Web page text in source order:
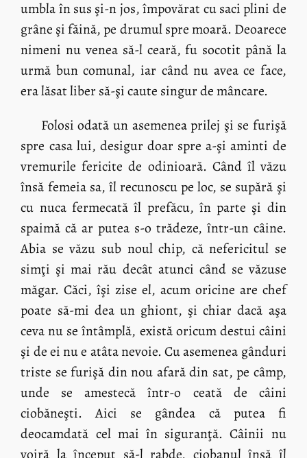
umbla în sus şi-n jos, împovărat cu saci plini de
grâne şi făină, pe drumul spre moară. Deoarece
nimeni nu venea să-l ceară, fu socotit până la
urmă bun comunal, iar când nu avea ce face,
era lăsat liber să-şi caute singur de mâncare.
Folosi odată un asemenea prilej şi se furişă
spre casa lui, desigur doar spre a-şi aminti de
vremurile fericite de odinioară. Când îl văzu
însă femeia sa, îl recunoscu pe loc, se supără şi
cu nuca fermecată îl prefăcu, în parte şi din
spaimă că ar putea s-o trădeze, într-un câine.
Abia se văzu sub noul chip, că nefericitul se
simţi şi mai rău decât atunci când se văzuse
măgar. Căci, îşi zise el, acum oricine are chef
poate să-mi dea un ghiont, şi chiar dacă aşa
ceva nu se întâmplă, există oricum destui câini
şi de ei nu e atâta nevoie. Cu asemenea gânduri
triste se furişă din nou afară din sat, pe câmp,
unde se amestecă într-o ceată de câini
ciobăneşti. Aici se gândea că putea fi
deocamdată cel mai în siguranţă. Câinii nu
voiră la început să-l rabde, ciobanul însă îl